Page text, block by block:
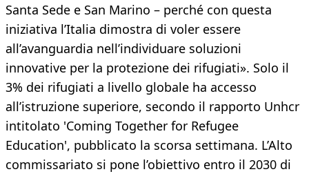
Santa Sede e San Marino – perché con questa
iniziativa l’Italia dimostra di voler essere
all’avanguardia nell’individuare soluzioni
innovative per la protezione dei rifugiati». Solo il
3% dei rifugiati a livello globale ha accesso
all’istruzione superiore, secondo il rapporto Unhcr
intitolato 'Coming Together for Refugee
Education', pubblicato la scorsa settimana. L’Alto
commissariato si pone l’obiettivo entro il 2030 di